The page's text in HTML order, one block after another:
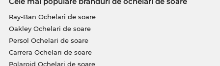
Ray-Ban Ochelari de soare
Oakley Ochelari de soare
Persol Ochelari de soare
Carrera Ochelari de soare
Polaroid Ochelari de soare